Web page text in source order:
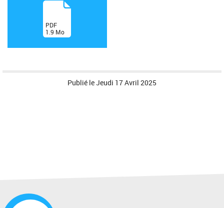
(PDF
1.9 Mo
)
Publié leJeudi 17 Avril 2025